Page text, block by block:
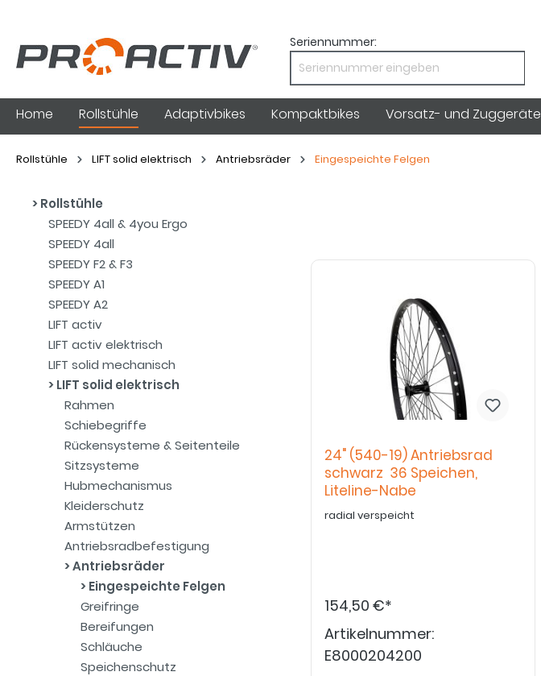
Seriennummer:
Home Rollstühle Adaptivbikes Kompaktbikes Vorsatz- und Zuggeräte
Rollstühle LIFT solid elektrisch Antriebsräder Eingespeichte Felgen
Rollstühle
SPEEDY 4all & 4you Ergo
SPEEDY 4all
SPEEDY F2 & F3
SPEEDY A1
SPEEDY A2
LIFT activ
LIFT activ elektrisch
LIFT solid mechanisch
LIFT solid elektrisch
Rahmen
Schiebegriffe
Rückensysteme & Seitenteile
Sitzsysteme
Hubmechanismus
Kleiderschutz
Armstützen
Antriebsradbefestigung
Antriebsräder
Eingespeichte Felgen
Greifringe
Bereifungen
Schläuche
Speichenschutz
24" (540-19) Antriebsrad
schwarz 36 Speichen,
Liteline-Nabe
radial verspeicht
154,50 €*
Artikelnummer:
E8000204200